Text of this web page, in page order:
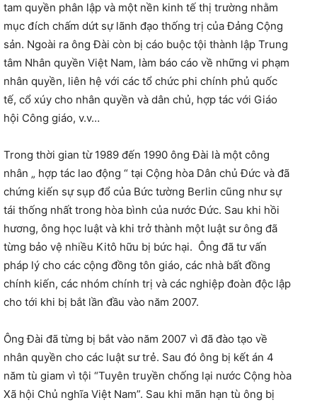
tam quyền phân lập và một nền kinh tế thị trường nhằm
mục đích chấm dứt sự lãnh đạo thống trị của Đảng Cộng
sản. Ngoài ra ông Đài còn bị cáo buộc tội thành lập Trung
tâm Nhân quyền Việt Nam, làm báo cáo về những vi phạm
nhân quyền, liên hệ với các tổ chức phi chính phủ quốc
tế, cổ xúy cho nhân quyền và dân chủ, hợp tác với Giáo
hội Công giáo, v.v…
Trong thời gian từ 1989 đến 1990 ông Đài là một công
nhân „ hợp tác lao động “ tại Cộng hòa Dân chủ Đức và đã
chứng kiến sự sụp đổ của Bức tường Berlin cũng như sự
tái thống nhất trong hòa bình của nước Đức. Sau khi hồi
hương, ông học luật và khi trở thành một luật sư ông đã
từng bảo vệ nhiều Kitô hữu bị bức hại. Ông đã tư vấn
pháp lý cho các cộng đồng tôn giáo, các nhà bất đồng
chính kiến, các nhóm chính trị và các nghiệp đoàn độc lập
cho tới khi bị bắt lần đầu vào năm 2007.
Ông Đài đã từng bị bắt vào năm 2007 vì đã đào tạo về
nhân quyền cho các luật sư trẻ. Sau đó ông bị kết án 4
năm tù giam vì tội “Tuyên truyền chống lại nước Cộng hòa
Xã hội Chủ nghĩa Việt Nam”. Sau khi mãn hạn tù ông bị